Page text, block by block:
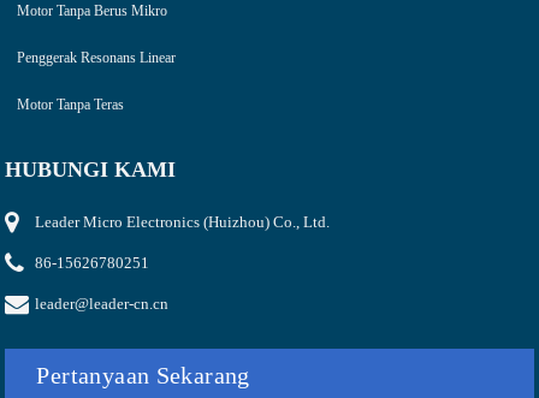
Motor Tanpa Berus Mikro
Penggerak Resonans Linear
Motor Tanpa Teras
HUBUNGI KAMI
Leader Micro Electronics (Huizhou) Co., Ltd.
86-15626780251
leader@leader-cn.cn
Pertanyaan Sekarang